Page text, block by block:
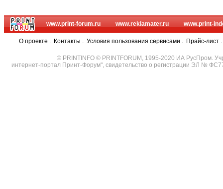
www.print-forum.ru www.reklamater.ru www.print-
О проекте . Контакты . Условия пользования сервисами . Прайс-лист .
© PRINTINFO © PRINTFORUM, 1995-2020 ИА РусПром.
интернет-портал Принт-Форум", свидетельство о регистрации ЭЛ №